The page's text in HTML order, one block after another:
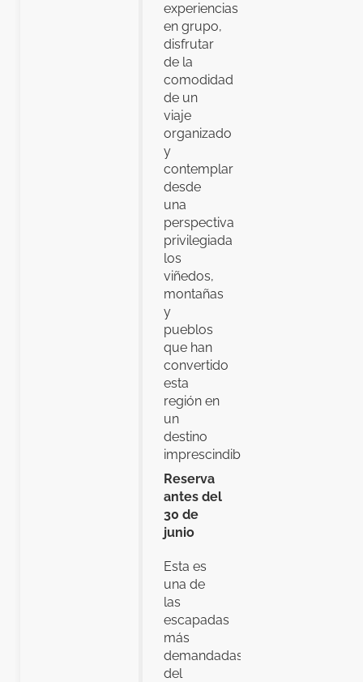
experiencias
en grupo,
disfrutar
de la
comodidad
de un
viaje
organizado
y
contemplar
desde
una
perspectiva
privilegiada
los
viñedos,
montañas
y
pueblos
que han
convertido
esta
región en
un
destino
imprescindible.
Reserva
antes del
30 de
junio
Esta es
una de
las
escapadas
más
demandadas
del